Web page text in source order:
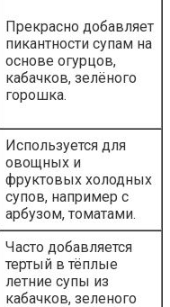
Прекрасно добавляет
пикантности супам на
основе огурцов,
кабачков, зелёного
горошка.
Используется для
овощных и
фруктовых холодных
супов, например с
арбузом, томатами.
Часто добавляется
тертый в тёплые
летние супы из
кабачков, зеленого